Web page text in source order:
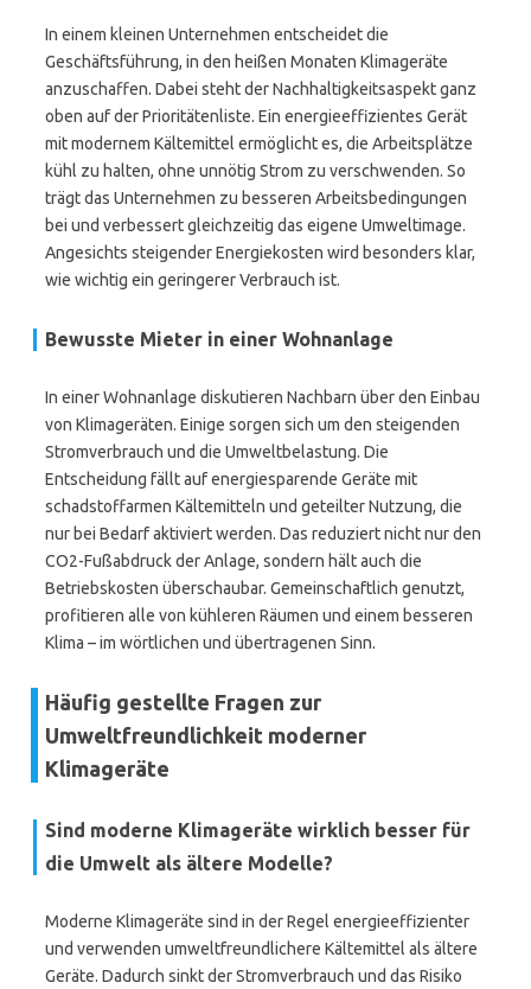
In einem kleinen Unternehmen entscheidet die
Geschäftsführung, in den heißen Monaten Klimageräte
anzuschaffen. Dabei steht der Nachhaltigkeitsaspekt ganz
oben auf der Prioritätenliste. Ein energieeffizientes Gerät
mit modernem Kältemittel ermöglicht es, die Arbeitsplätze
kühl zu halten, ohne unnötig Strom zu verschwenden. So
trägt das Unternehmen zu besseren Arbeitsbedingungen
bei und verbessert gleichzeitig das eigene Umweltimage.
Angesichts steigender Energiekosten wird besonders klar,
wie wichtig ein geringerer Verbrauch ist.
Bewusste Mieter in einer Wohnanlage
In einer Wohnanlage diskutieren Nachbarn über den Einbau
von Klimageräten. Einige sorgen sich um den steigenden
Stromverbrauch und die Umweltbelastung. Die
Entscheidung fällt auf energiesparende Geräte mit
schadstoffarmen Kältemitteln und geteilter Nutzung, die
nur bei Bedarf aktiviert werden. Das reduziert nicht nur den
CO2-Fußabdruck der Anlage, sondern hält auch die
Betriebskosten überschaubar. Gemeinschaftlich genutzt,
profitieren alle von kühleren Räumen und einem besseren
Klima – im wörtlichen und übertragenen Sinn.
Häufig gestellte Fragen zur
Umweltfreundlichkeit moderner
Klimageräte
Sind moderne Klimageräte wirklich besser für
die Umwelt als ältere Modelle?
Moderne Klimageräte sind in der Regel energieeffizienter
und verwenden umweltfreundlichere Kältemittel als ältere
Geräte. Dadurch sinkt der Stromverbrauch und das Risiko